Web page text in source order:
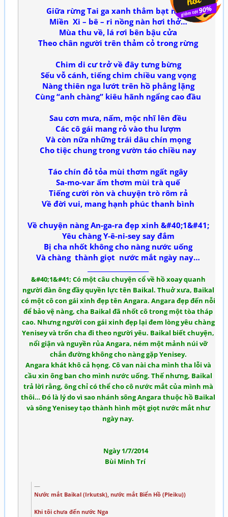
Giữa rừng Tai ga xanh thẳm bạt ngàn
Miền Xi – bê – ri nồng nàn hơi thở…
Mùa thu về, lá rơi bên bậu cửa
Theo chân người trên thảm cỏ trong rừng
Chim di cư trở về đây tưng bừng
Sếu vỗ cánh, tiếng chim chiều vang vọng
Nàng thiên nga lướt trên hồ phẳng lặng
Cùng “anh chàng” kiêu hãnh ngẩng cao đầu
Sau cơn mưa, nấm, mộc nhĩ lên đều
Các cô gái mang rỏ vào thu lượm
Và còn nữa những trái dâu chín mọng
Cho tiệc chung trong vườn táo chiều nay
Táo chín đỏ tỏa mùi thơm ngất ngây
Sa-mo-var ấm thơm mùi trà quế
Tiếng cười ròn và chuyện trò rôm rả
Về đời vui, mang hạnh phúc thanh bình
Về chuyện nàng An-ga-ra đẹp xinh &#40;1&#41;
Yêu chàng Y-ê-ni-sey say đắm
Bị cha nhốt không cho nàng nước uống
Và chàng thành giọt nước mắt ngày nay…
&#40;1&#41; Có một câu chuyện cổ về hồ xoay quanh
người đàn ông đầy quyền lực tên Baikal. Thuở xưa, Baikal
có một cô con gái xinh đẹp tên Angara. Angara đẹp đến nỗi
để bảo vệ nàng, cha Baikal đã nhốt cô trong một tòa tháp
cao. Nhưng người con gái xinh đẹp lại đem lòng yêu chàng
Yenisey và trốn cha đi theo người yêu. Baikal biết chuyện,
nổi giận và nguyền rủa Angara, ném một mảnh núi vỡ
chắn đường không cho nàng gặp Yenisey.
Angara khát khô cả họng. Cô van nài cha mình tha lỗi và
cầu xin ông ban cho mình nước uống. Thế nhưng, Baikal
trả lời rằng, ông chỉ có thể cho cô nước mắt của mình mà
thôi… Đó là lý do vì sao nhánh sông Angara thuộc hồ Baikal
và sông Yenisey tạo thành hình một giọt nước mắt như
ngày nay.
Ngày 1/7/2014
Bùi Minh Trí
Nước mắt Baikal (Irkutsk), nước mắt Biển Hồ (Pleiku))
Khi tôi chưa đến nước Nga